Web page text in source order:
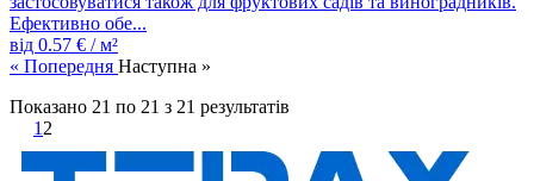
Ефективно обе...
від 0.57 € / м²
« Попередня Наступна »
Показано 21 по 21 з 21 результатів
1 2